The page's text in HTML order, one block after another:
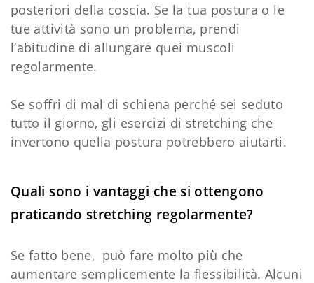
posteriori della coscia. Se la tua postura o le
tue attività sono un problema, prendi
l’abitudine di allungare quei muscoli
regolarmente.
Se soffri di mal di schiena perché sei seduto
tutto il giorno, gli esercizi di stretching che
invertono quella postura potrebbero aiutarti.
Quali sono i vantaggi che si ottengono
praticando stretching regolarmente?
Se fatto bene, può fare molto più che
aumentare semplicemente la flessibilità. Alcuni